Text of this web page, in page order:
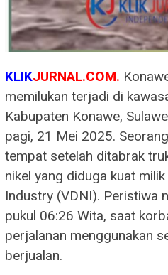
KLIKJURNAL.COM.
memilukan terjadi di
Kabupaten Konawe,
pagi, 21 Mei 2025.
tempat setelah ditabrak
nikel yang diduga kuat
Industry (VDNI). Peristiwa
pukul 06:26 Wita, saat
perjalanan menggunakan
berjualan.